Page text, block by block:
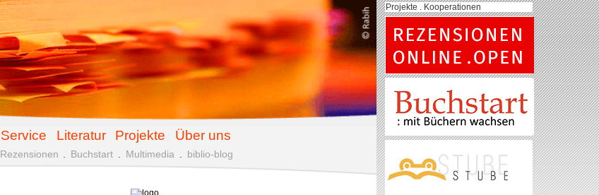
Service Literatur Projekte Über uns
Rezensionen Buchstart Multimedia biblio-blog
Projekte . Kooperationen